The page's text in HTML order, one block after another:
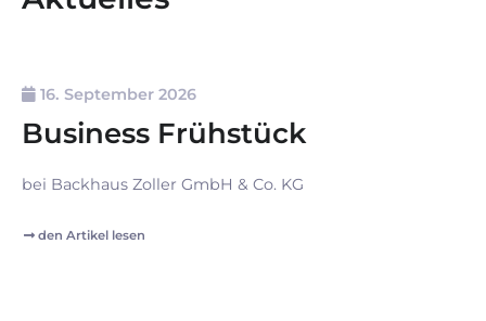
16. September 2026
Business Frühstück
bei Backhaus Zoller GmbH & Co. KG
den Artikel lesen